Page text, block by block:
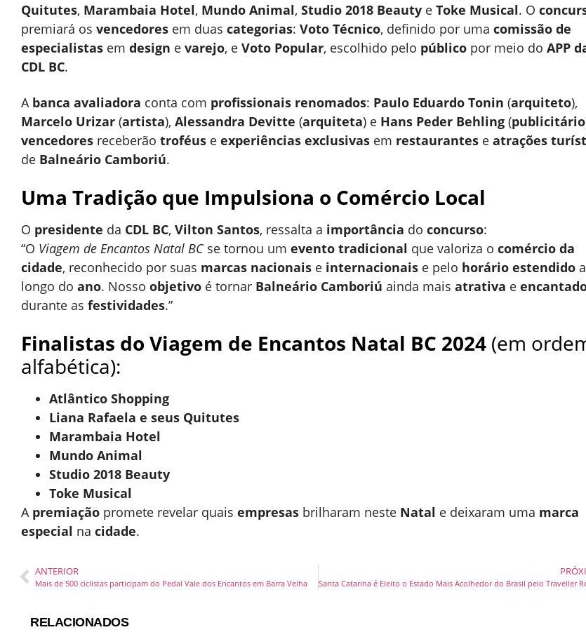
Quitutes, Marambaia Hotel, Mundo Animal, Studio 2018 Beauty e Toke Musical. O
premiará os vencedores em duas categorias: Voto Técnico, definido por uma comissão de
especialistas em design e varejo, e Voto Popular, escolhido pelo público por meio do APP
CDL BC.
A banca avaliadora conta com profissionais renomados: Paulo Eduardo Tonin (arquiteto),
Marcelo Urizar (artista), Alessandra Devitte (arquiteta) e Hans Peder Behling (publicitário
vencedores receberão troféus e experiências exclusivas em restaurantes e atrações
de Balneário Camboriú.
Uma Tradição que Impulsiona o Comércio Local
O presidente da CDL BC, Vilton Santos, ressalta a importância do concurso:
“O Viagem de Encantos Natal BC se tornou um evento tradicional que valoriza o comércio da
cidade, reconhecido por suas marcas nacionais e internacionais e pelo horário estendido
longo do ano. Nosso objetivo é tornar Balneário Camboriú ainda mais atrativa e
durante as festividades.”
Finalistas do Viagem de Encantos Natal BC 2024 (em
alfabética):
Atlântico Shopping
Liana Rafaela e seus Quitutes
Marambaia Hotel
Mundo Animal
Studio 2018 Beauty
Toke Musical
A premiação promete revelar quais empresas brilharam neste Natal e deixaram uma marca
especial na cidade.
ANTERIOR
Mais de 500 ciclistas participam do Pedal Vale dos Encantos em Barra Velha
RELACIONADOS